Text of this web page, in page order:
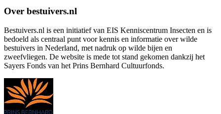
Over bestuivers.nl
Bestuivers.nl is een initiatief van EIS Kenniscentrum Insecten en is
bedoeld als centraal punt voor kennis en informatie over wilde
bestuivers in Nederland, met nadruk op wilde bijen en
zweefvliegen. De website is mede tot stand gekomen dankzij het
Sayers Fonds van het Prins Bernhard Cultuurfonds.